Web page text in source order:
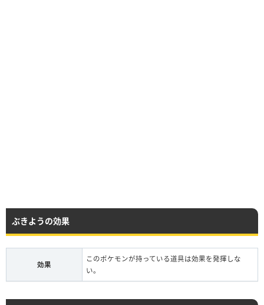
ぶきようの効果
効果
このポケモンが持っている道具は効果を発揮しな
い。